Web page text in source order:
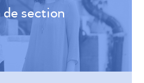
de section